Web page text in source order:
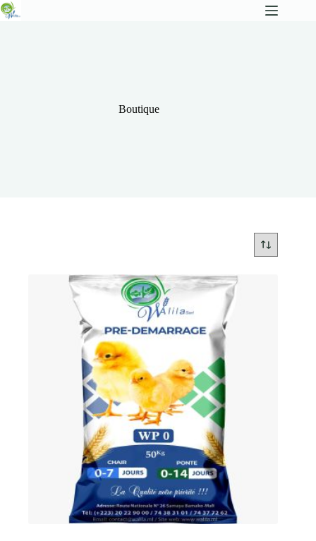
Boutique